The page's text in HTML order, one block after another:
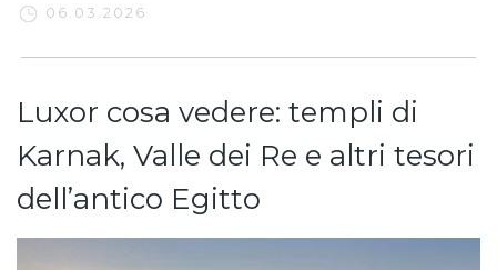
06.03.2026
Luxor cosa vedere: templi di
Karnak, Valle dei Re e altri tesori
dell’antico Egitto